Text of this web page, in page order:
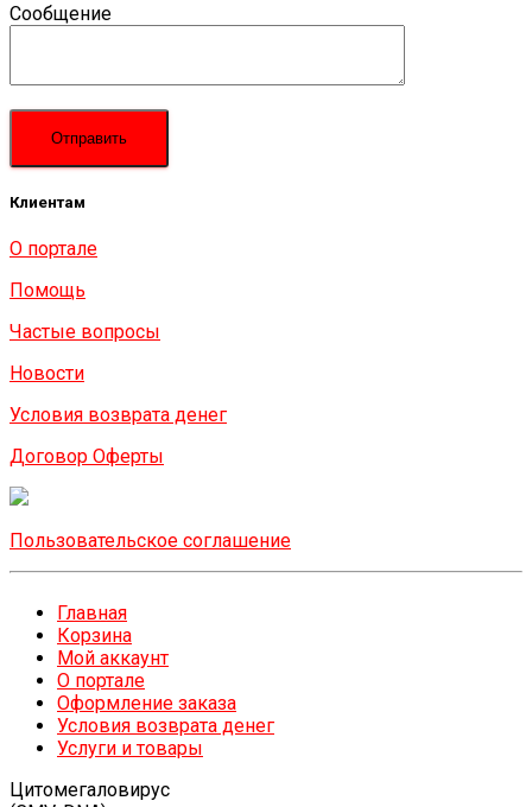
Сообщение
Клиентам
О портале
Помощь
Частые вопросы
Новости
Условия возврата денег
Договор Оферты
Пользовательское соглашение
Главная
Корзина
Мой аккаунт
О портале
Оформление заказа
Условия возврата денег
Услуги и товары
Цитомегаловирус